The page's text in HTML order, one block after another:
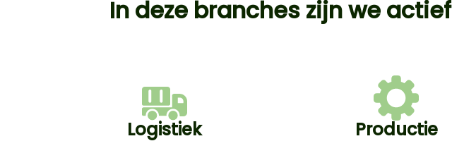
In deze branches zijn we actief
Logistiek Productie